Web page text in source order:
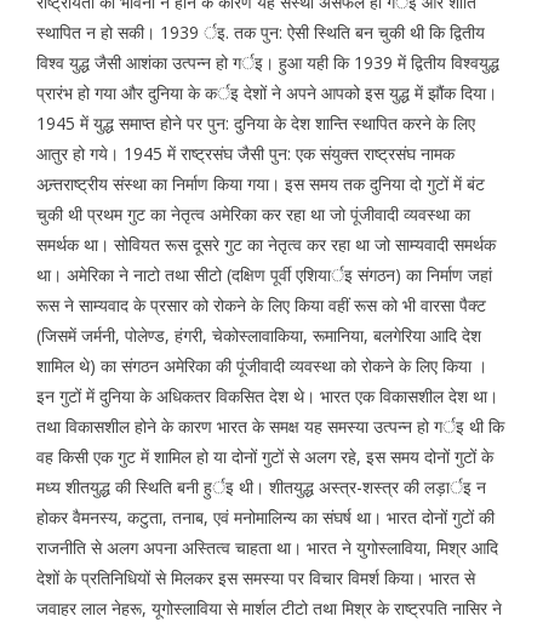
स्थापित न हो सकी। 1939 र्इ. तक पुन: ऐसी स्थिति बन चुकी थी कि द्वितीय
विश्व युद्ध जैसी आशंका उत्पन्न हो गर्इ। हुआ यही कि 1939 में द्वितीय विश्वयुद्ध
प्रारंभ हो गया और दुनिया के कर्इ देशों ने अपने आपको इस युद्ध में झौंक दिया।
1945 में युद्ध समाप्त होने पर पुन: दुनिया के देश शान्ति स्थापित करने के लिए
आतुर हो गये। 1945 में राष्ट्रसंघ जैसी पुन: एक संयुक्त राष्ट्रसंघ नामक
अन्र्तराष्ट्रीय संस्था का निर्माण किया गया। इस समय तक दुनिया दो गुटों में बंट
चुकी थी प्रथम गुट का नेतृत्व अमेरिका कर रहा था जो पूंजीवादी व्यवस्था का
समर्थक था। सोवियत रूस दूसरे गुट का नेतृत्व कर रहा था जो साम्यवादी समर्थक
था। अमेरिका ने नाटो तथा सीटो (दक्षिण पूर्वी एशियार्इ संगठन) का निर्माण जहां
रूस ने साम्यवाद के प्रसार को रोकने के लिए किया वहीं रूस को भी वारसा पैक्ट
(जिसमें जर्मनी, पोलेण्ड, हंगरी, चेकोस्लावाकिया, रूमानिया, बलगेरिया आदि देश
शामिल थे) का संगठन अमेरिका की पूंजीवादी व्यवस्था को रोकने के लिए किया ।
इन गुटों में दुनिया के अधिकतर विकसित देश थे। भारत एक विकासशील देश था।
तथा विकासशील होने के कारण भारत के समक्ष यह समस्या उत्पन्न हो गर्इ थी कि
वह किसी एक गुट में शामिल हो या दोनों गुटों से अलग रहे, इस समय दोनों गुटों के
मध्य शीतयुद्ध की स्थिति बनी हुर्इ थी। शीतयुद्ध अस्त्र-शस्त्र की लड़ार्इ न
होकर वैमनस्य, कटुता, तनाब, एवं मनोमालिन्य का संघर्ष था। भारत दोनों गुटों की
राजनीति से अलग अपना अस्तित्व चाहता था। भारत ने युगोस्लाविया, मिश्र आदि
देशों के प्रतिनिधियों से मिलकर इस समस्या पर विचार विमर्श किया। भारत से
जवाहर लाल नेहरू, यूगोस्लाविया से मार्शल टीटो तथा मिश्र के राष्ट्रपति नासिर ने